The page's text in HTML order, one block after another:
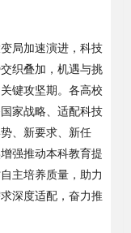
局加速演进，科技
织叠加，机遇与挑
键攻坚期。各高校
家战略、适配科技
、新要求、新任
强推动本科教育提
主培养质量，助力
深度适配，奋力推